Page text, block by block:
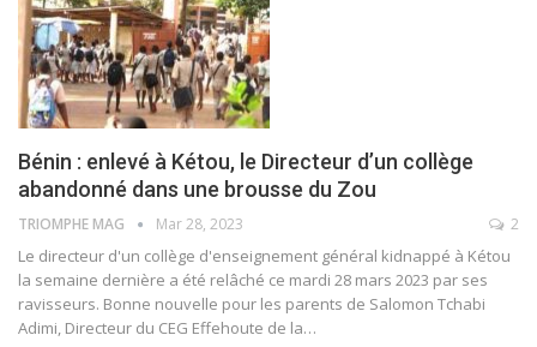
Bénin : enlevé à Kétou, le Directeur d’un collège
abandonné dans une brousse du Zou
TRIOMPHE MAG Mar 28, 2023 2
Le directeur d'un collège d'enseignement général kidnappé à Kétou
la semaine dernière a été relâché ce mardi 28 mars 2023 par ses
ravisseurs. Bonne nouvelle pour les parents de Salomon Tchabi
Adimi, Directeur du CEG Effehoute de la…